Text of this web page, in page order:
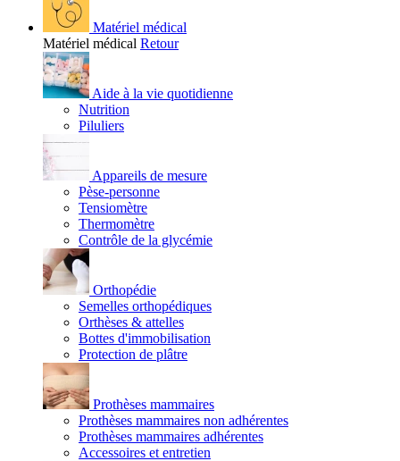
Matériel médical
Matériel médical Retour
Aide à la vie quotidienne
Nutrition
Piluliers
Appareils de mesure
Pèse-personne
Tensiomètre
Thermomètre
Contrôle de la glycémie
Orthopédie
Semelles orthopédiques
Orthèses & attelles
Bottes d'immobilisation
Protection de plâtre
Prothèses mammaires
Prothèses mammaires non adhérentes
Prothèses mammaires adhérentes
Accessoires et entretien